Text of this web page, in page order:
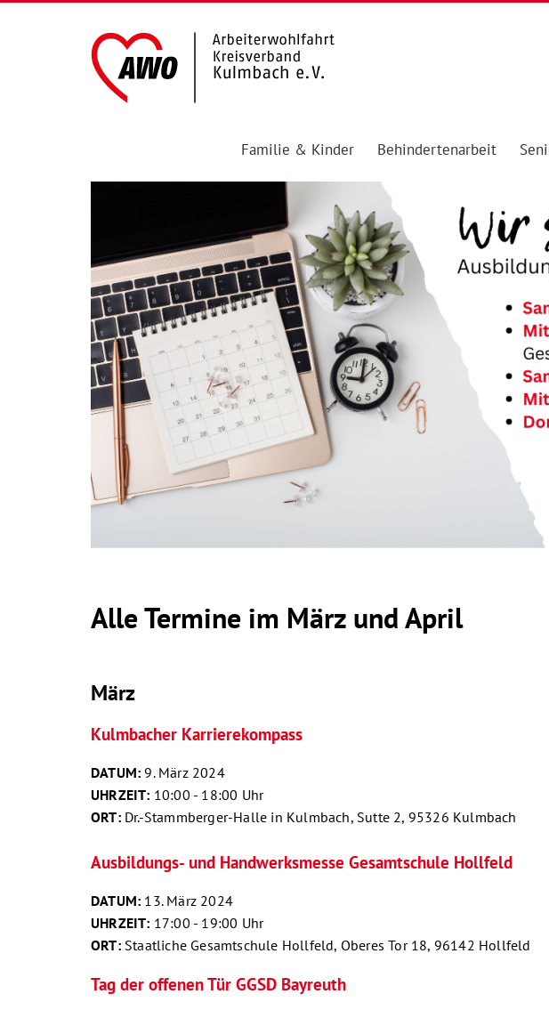
Familie & Kinder Behindertenarbeit
Alle Termine im März und April
März
Kulmbacher Karrierekompass
DATUM: 9. März 2024
UHRZEIT: 10:00 - 18:00 Uhr
ORT: Dr.-Stammberger-Halle in Kulmbach, Sutte 2, 95326 Kulmbach
Ausbildungs- und Handwerksmesse Gesamtschule Hollfeld
DATUM: 13. März 2024
UHRZEIT: 17:00 - 19:00 Uhr
ORT: Staatliche Gesamtschule Hollfeld, Oberes Tor 18, 96142 Hollfeld
Tag der offenen Tür GGSD Bayreuth